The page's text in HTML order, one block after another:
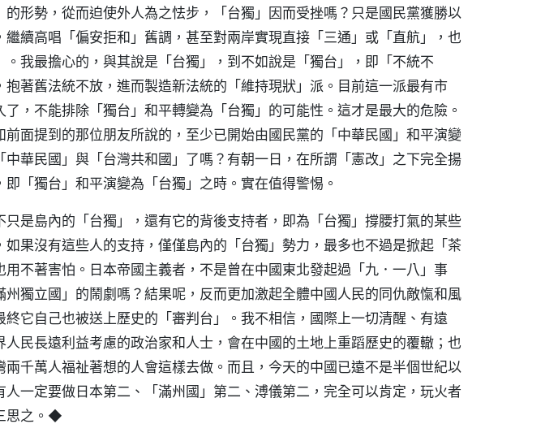
的形勢，從而迫使外人為之怯步，「台獨」因而受挫嗎？只是國民黨獲勝以
續高唱「偏安拒和」舊調，甚至對兩岸實現直接「三通」或「直航」，也
。我最擔心的，與其說是「台獨」，到不如說是「獨台」，即「不統不
抱著舊法統不放，進而製造新法統的「維持現狀」派。目前這一派最有市
，不能排除「獨台」和平轉變為「台獨」的可能性。這才是最大的危險。
前面提到的那位朋友所說的，至少已開始由國民黨的「中華民國」和平演變
中華民國」與「台灣共和國」了嗎？有朝一日，在所謂「憲改」之下完全揚
「獨台」和平演變為「台獨」之時。實在值得警惕。
只是島內的「台獨」，還有它的背後支持者，即為「台獨」撐腰打氣的某些
如果沒有這些人的支持，僅僅島內的「台獨」勢力，最多也不過是掀起「茶
用不著害怕。日本帝國主義者，不是曾在中國東北發起過「九．一八」事
州獨立國」的鬧劇嗎？結果呢，反而更加激起全體中國人民的同仇敵愾和風
它自己也被送上歷史的「審判台」。我不相信，國際上一切清醒、有遠
人民長遠利益考慮的政治家和人士，會在中國的土地上重蹈歷史的覆轍；也
兩千萬人福祉著想的人會這樣去做。而且，今天的中國已遠不是半個世紀以
一定要做日本第二、「滿州國」第二、溥儀第二，完全可以肯定，玩火者
思之。◆